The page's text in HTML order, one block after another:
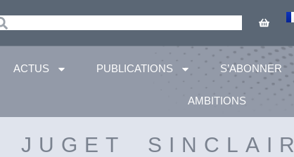
ACTUS PUBLICATIONS S’ABONNER
AMBITIONS
JUGET SINCLAIR